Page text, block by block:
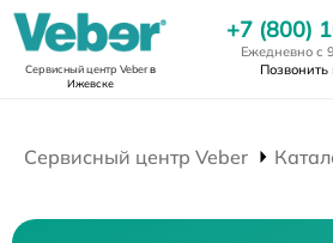
Сервисный центр Veberв
Ижевске
+7 (800)
Ежедневно с
Позвонить
Сервисный центр Veber